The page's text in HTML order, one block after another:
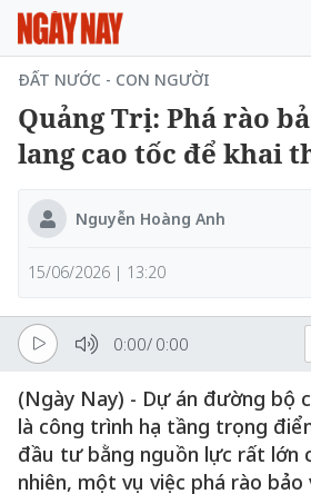
ĐẤT NƯỚC - CON NGƯỜI
Quảng Trị: Phá rào
lang cao tốc để khai
Nguyễn Hoàng Anh
15/06/2026 | 13:20
0:00/ 0:00
(Ngày Nay) - Dự án đường bộ
là công trình hạ tầng trọng
đầu tư bằng nguồn lực rất lớn
nhiên, một vụ việc phá rào bảo